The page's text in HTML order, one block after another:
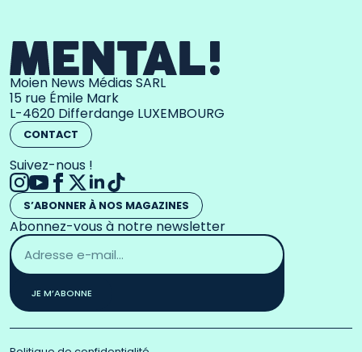
Moien News Médias SARL
15 rue Émile Mark
L-4620 Differdange LUXEMBOURG
CONTACT
Suivez-nous !
S’ABONNER À NOS MAGAZINES
Abonnez-vous à notre newsletter
Adresse
email
*
JE M’ABONNE